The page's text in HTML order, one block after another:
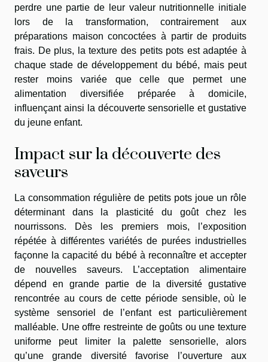
perdre une partie de leur valeur nutritionnelle initiale
lors de la transformation, contrairement aux
préparations maison concoctées à partir de produits
frais. De plus, la texture des petits pots est adaptée à
chaque stade de développement du bébé, mais peut
rester moins variée que celle que permet une
alimentation diversifiée préparée à domicile,
influençant ainsi la découverte sensorielle et gustative
du jeune enfant.
Impact sur la découverte des
saveurs
La consommation régulière de petits pots joue un rôle
déterminant dans la plasticité du goût chez les
nourrissons. Dès les premiers mois, l’exposition
répétée à différentes variétés de purées industrielles
façonne la capacité du bébé à reconnaître et accepter
de nouvelles saveurs. L’acceptation alimentaire
dépend en grande partie de la diversité gustative
rencontrée au cours de cette période sensible, où le
système sensoriel de l’enfant est particulièrement
malléable. Une offre restreinte de goûts ou une texture
uniforme peut limiter la palette sensorielle, alors
qu’une grande diversité favorise l’ouverture aux